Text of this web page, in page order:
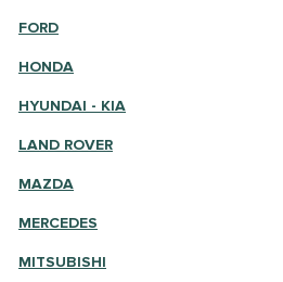
FORD
HONDA
HYUNDAI - KIA
LAND ROVER
MAZDA
MERCEDES
MITSUBISHI